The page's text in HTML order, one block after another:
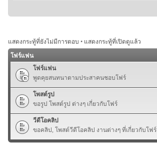
แสดงกระทู้ที่ยังไม่มีการตอบ • แสดงกระทู้ที่เปิดดูแล้ว
โฟร์แฟน
โฟร์แฟน
พูดคุยสนทนาตามประสาคนชอบโฟร์
โพสต์รูป
ขอรูป โพสต์รูป ต่างๆ เกี่ยวกับโฟร์
วีดีโอคลิป
ขอคลิป, โพสต์วีดีโอคลิป งานต่างๆ ที่เกี่ยวกับโฟร์